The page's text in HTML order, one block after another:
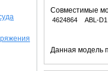
Совместимые
4624864 ABL-D1
Данная модель